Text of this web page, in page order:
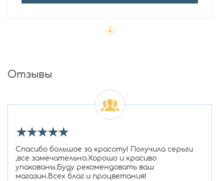
Отзывы
★★★★★
Спасибо большое за красоту! Получила серьги
,все замечательно.Хорошо и красиво
упакованы.Буду рекомендовать ваш
магазин.Всех благ и процветания!